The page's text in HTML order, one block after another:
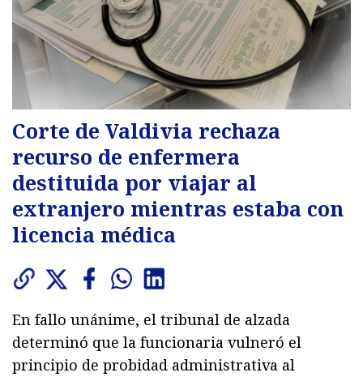
Corte de Valdivia rechaza
recurso de enfermera
destituida por viajar al
extranjero mientras estaba con
licencia médica
En fallo unánime, el tribunal de alzada
determinó que la funcionaria vulneró el
principio de probidad administrativa al